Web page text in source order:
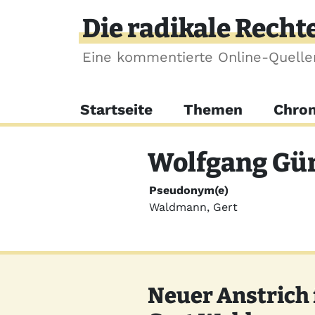
Die radikale
Eine kommentierte Online-
Hauptnavigation
Startseite Themen
Wolfgang
Pseudonym(e)
Waldmann, Gert
Neuer